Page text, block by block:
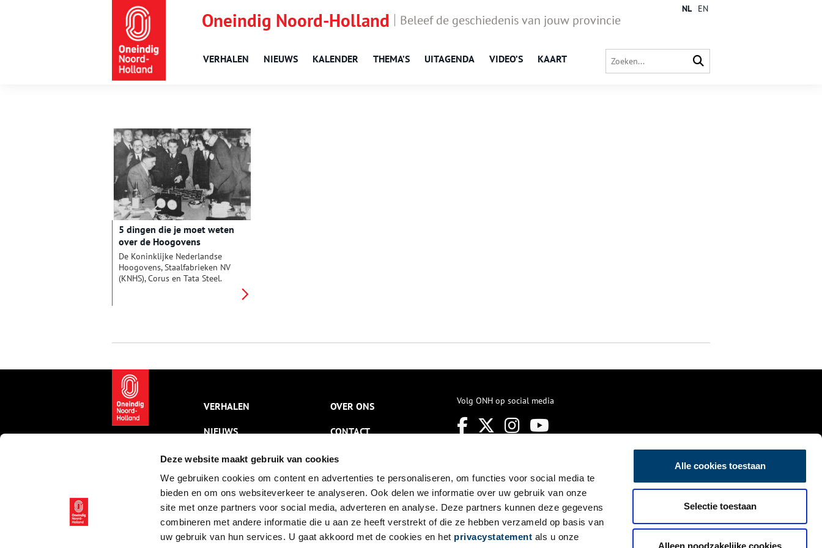
Deze website maakt gebruik van cookies
We gebruiken cookies om content en advertenties te personaliseren, om functies voor social media te
bieden en om ons websiteverkeer te analyseren. Ook delen we informatie over uw gebruik van onze
site met onze partners voor social media, adverteren en analyse. Deze partners kunnen deze gegevens
combineren met andere informatie die u aan ze heeft verstrekt of die ze hebben verzameld op basis van
uw gebruik van hun services. U gaat akkoord met de cookies en het privacystatement als u onze
Alle cookies toestaan
Selectie toestaan
Alleen noodzakelijke cookies
Oneindig Noord-Holland Beleef de geschiedenis van jouw provincie
VERHALEN NIEUWS KALENDER THEMA’S UITAGENDA VIDEO’S KAART
NL EN
5 dingen die je moet weten
over de Hoogovens
De Koninklijke Nederlandse
Hoogovens, Staalfabrieken NV
(KNHS), Corus en Tata Steel.
VERHALEN
NIEUWS
KALENDER
THEMA’S
ACTIVITEITEN
VIDEO’S
OVER ONS
CONTACT
NIEUWSBRIEF
DISCLAIMER
PRIVACY
TOEGANKELIJKHEID
Volg ONH op social media